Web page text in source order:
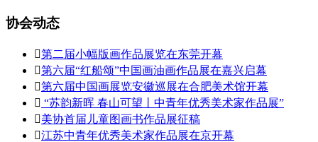
协会动态
第二届小幅版画作品展览在东莞开幕
第六届“红船颂”中国画油画作品展在嘉兴启幕
第六届中国画展览安徽巡展在合肥美术馆开幕
 “苏韵新晖 春山可望丨中青年优秀美术家作品展”
美协首届儿童图画书作品展征稿
江苏中青年优秀美术家作品展在京开幕